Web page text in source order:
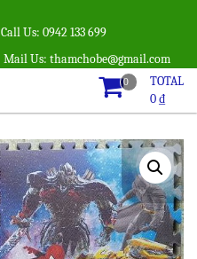
Call Us: 0942 133 699
Mail Us: thamchobe@gmail.com
0
TOTAL
0₫